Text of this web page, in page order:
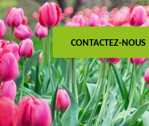
CONTACTEZ-NOUS